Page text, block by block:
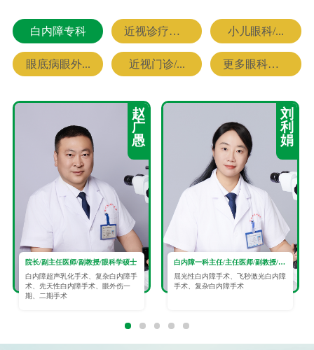
白内障专科 近视诊疗专科 小儿眼科/...
眼底病眼外... 近视门诊/... 更多眼科专家
赵
广
愚
院长/副主任医师/副教授/眼科学硕士
白内障超声乳化手术、复杂白内障手
术、先天性白内障手术、眼外伤一
期、二期手术
刘
利
娟
白内障一科主任/主任医师/副教授/眼科学硕士
屈光性白内障手术、飞秒激光白内障
手术、复杂白内障手术